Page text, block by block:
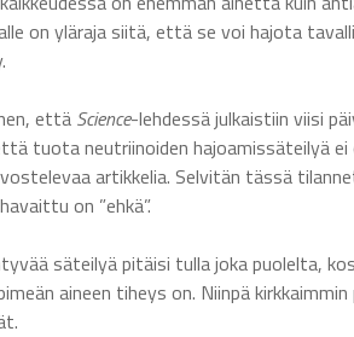
on yläraja siitä, että se voi hajota
että Science-lehdessä julkaistiin viisi
tuota neutriinoiden hajoamissäteilyä
artikkelia. Selvitän tässä
on ”ehkä”.
säteilyä pitäisi tulla joka puolelta,
aineen tiheys on. Niinpä